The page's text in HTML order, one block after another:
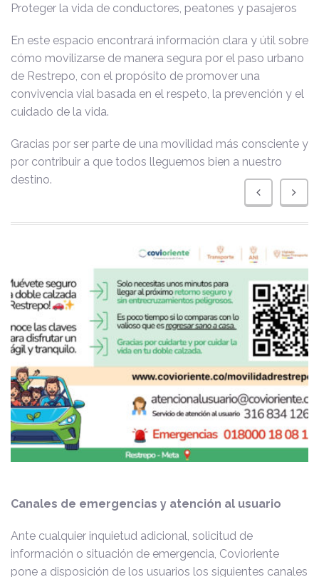
Proteger la vida de conductores, peatones y pasajeros
En este espacio encontrará información clara y útil sobre
cómo movilizarse de manera segura por el paso urbano
de Restrepo, con el propósito de promover una
convivencia vial basada en el respeto, la prevención y el
cuidado de la vida.
Gracias por ser parte de una movilidad más consciente y
por contribuir a que todos lleguemos bien a nuestro
destino.
Canales de emergencias y atención al usuario
Ante cualquier inquietud adicional, solicitud de
información o situación de emergencia, Covioriente
pone a disposición de los usuarios los siguientes canales